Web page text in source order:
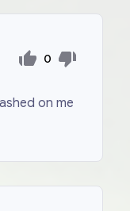
0
on me